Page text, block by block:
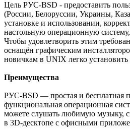
Цель РУС-BSD - предоставить
(России, Белоруссии, Украины,
установке и использовании,
настольную операционную
Чтобы удовлетворить этим
оснащён графическим
новичкам в UNIX легко установить
Преимущества
РУС-BSD — простая и бесплатная
функциональная операционная
можете слушать любимую музыку,
в 3D-десктопе с офисными